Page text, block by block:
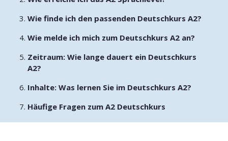
Wie finde ich den passenden Deutschkurs A2?
Wie melde ich mich zum Deutschkurs A2 an?
Zeitraum: Wie lange dauert ein Deutschkurs
A2?
Inhalte: Was lernen Sie im Deutschkurs A2?
Häufige Fragen zum A2 Deutschkurs